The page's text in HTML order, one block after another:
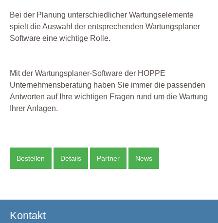
Bei der Planung unterschiedlicher Wartungselemente
spielt die Auswahl der entsprechenden Wartungsplaner
Software eine wichtige Rolle.
Mit der Wartungsplaner-Software der HOPPE
Unternehmensberatung haben Sie immer die passenden
Antworten auf Ihre wichtigen Fragen rund um die Wartung
Ihrer Anlagen.
Bestellen Details Partner News
Kontakt